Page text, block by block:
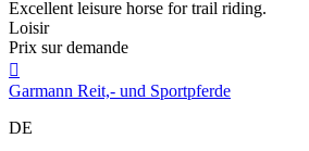
Excellent leisure horse for trail riding.
Loisir
Prix sur demande

Garmann Reit,- und Sportpferde
DE